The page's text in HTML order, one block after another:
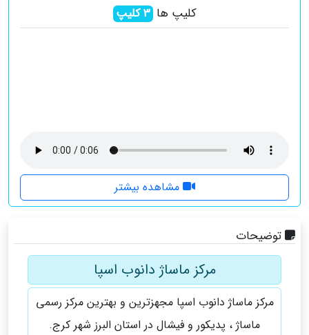
کلیپ ها3کلیپ
مشاهده بیشتر
توضیحات
مرکز ماساژ دانوب اسپا
مرکز ماساژ دانوب اسپا مجهزترین و بهترین مرکز رسمی
ماساژ ، پدیکور و فیشال در استان البرز شهر کرج.